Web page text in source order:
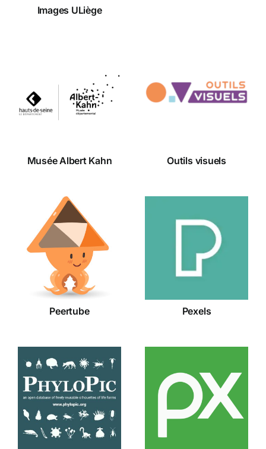
Images ULiège
Musée
Albert Kahn
Musée Albert Kahn
Outils
visuels
Outils visuels
Peertube
Peertube
Pexels
Pexels
PhyloPic Pixabay